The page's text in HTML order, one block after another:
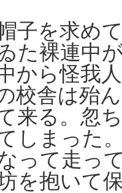
子を求め
た裸連中
から怪我
校舎は殆
来る。忽
しまった
って走っ
を抱いて